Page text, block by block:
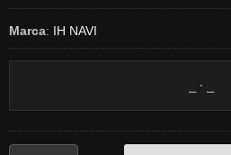
Marca: IH NAVI